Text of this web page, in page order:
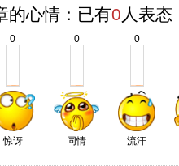
的心情：已有0 人表态
0
惊讶
0
同情
0
流汗